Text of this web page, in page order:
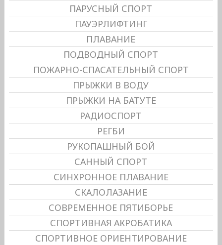
ПАРУСНЫЙ СПОРТ
ПАУЭРЛИФТИНГ
ПЛАВАНИЕ
ПОДВОДНЫЙ СПОРТ
ПОЖАРНО-СПАСАТЕЛЬНЫЙ СПОРТ
ПРЫЖКИ В ВОДУ
ПРЫЖКИ НА БАТУТЕ
РАДИОСПОРТ
РЕГБИ
РУКОПАШНЫЙ БОЙ
САННЫЙ СПОРТ
СИНХРОННОЕ ПЛАВАНИЕ
СКАЛОЛАЗАНИЕ
СОВРЕМЕННОЕ ПЯТИБОРЬЕ
СПОРТИВНАЯ АКРОБАТИКА
СПОРТИВНОЕ ОРИЕНТИРОВАНИЕ